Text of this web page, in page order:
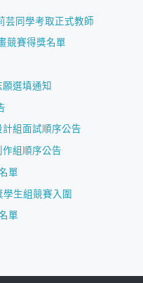
芸同學考取正式教師
競賽得獎名單
選填通知
組面試順序公告
組順序公告
單
學生組競賽入圍
單